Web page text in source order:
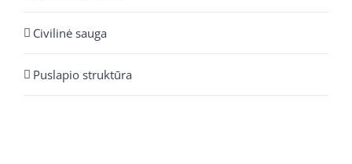
Civilinė sauga
Puslapio struktūra